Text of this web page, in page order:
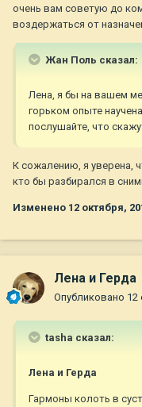
очень вам советую до
воздержаться от
Жан Поль сказал:
Лена, я бы на вашем
горьком опыте
послушайте, что
К сожалению, я уверена,
кто бы разбирался в
Изменено 12 октября,
Лена и Герда
Опубликовано 12
tasha сказал:
Лена и Герда
Гармоны колоть в